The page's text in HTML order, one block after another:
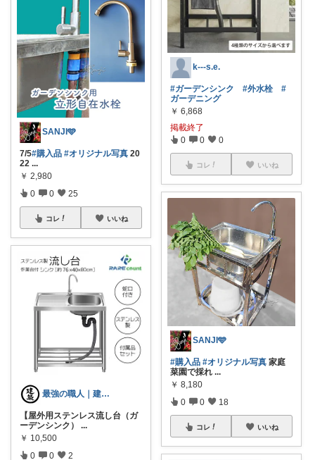
SANJI🩵
7/5#購入品 #オリジナル写真 20
22 ...
￥ 2,980
0 0 25
コレ いいね
最強の職人｜建築道具
【屋外用ステンレス流し台（ガ
ーデンシンク）
...
￥ 10,500
0 0 2
k---s.e.
#ガーデンシンク #外水栓
#
ガーデニング
￥ 6,868
掲載終了
0 0 0
コレ いいね
SANJI🩵
#購入品 #オリジナル写真 家庭
菜園で採れ ...
￥ 8,180
0 0 18
コレ いいね